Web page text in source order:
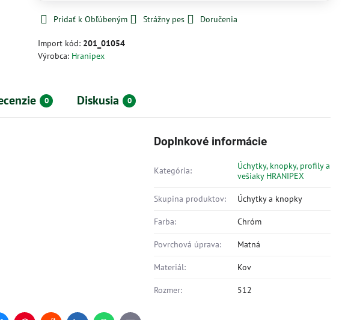
Pridať k Obľúbeným Strážny pes Doručenia
Import kód: 201_01054
Výrobca: Hranipex
0 Diskusia 0
Doplnkové informácie
Kategória:
Úchytky, knopky, profily a
vešiaky HRANIPEX
Skupina produktov: Úchytky a knopky
Farba: Chróm
Povrchová úprava: Matná
Materiál: Kov
Rozmer: 512